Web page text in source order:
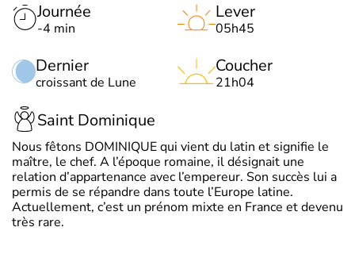
Journée
-4 min
Dernier
croissant de Lune
Lever
05h45
Coucher
21h04
Saint Dominique
Nous fêtons DOMINIQUE qui vient du latin et signifie le
maître, le chef. A l’époque romaine, il désignait une
relation d’appartenance avec l’empereur. Son succès lui a
permis de se répandre dans toute l’Europe latine.
Actuellement, c’est un prénom mixte en France et devenu
très rare.